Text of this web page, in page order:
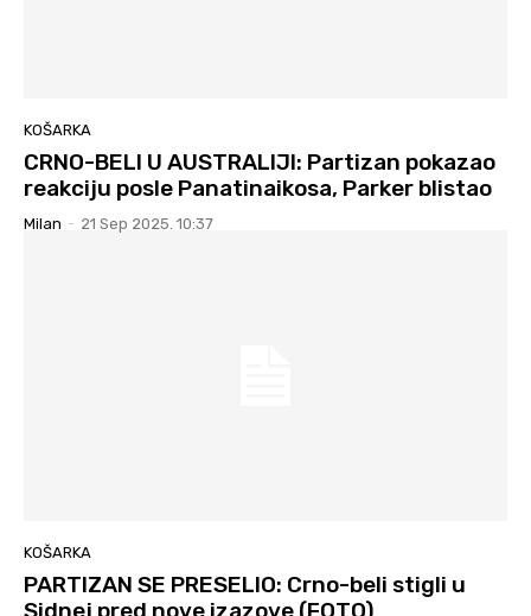
KOŠARKA
CRNO-BELI U AUSTRALIJI: Partizan pokazao
reakciju posle Panatinaikosa, Parker blistao
Milan - 21 Sep 2025. 10:37
KOŠARKA
PARTIZAN SE PRESELIO: Crno-beli stigli u